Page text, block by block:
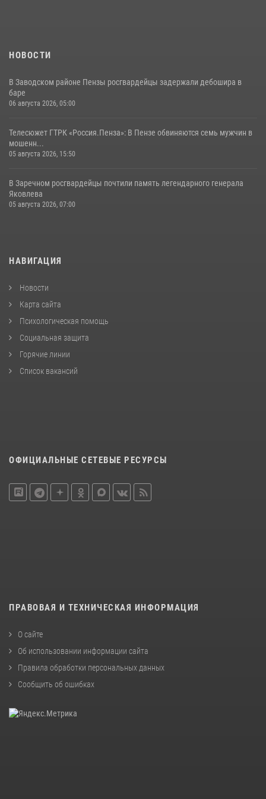
НОВОСТИ
В Заводском районе Пензы росгвардейцы задержали дебошира в
баре
06 августа 2026, 05:00
Телесюжет ГТРК «Россия.Пенза»: В Пензе обвиняются семь мужчин в
мошенн...
05 августа 2026, 15:50
В Заречном росгвардейцы почтили память легендарного генерала
Яковлева
05 августа 2026, 07:00
НАВИГАЦИЯ
Новости
Карта сайта
Психологическая помощь
Социальная защита
Горячие линии
Список вакансий
ОФИЦИАЛЬНЫЕ СЕТЕВЫЕ РЕСУРСЫ
ПРАВОВАЯ И ТЕХНИЧЕСКАЯ ИНФОРМАЦИЯ
О сайте
Об использовании информации сайта
Правила обработки персональных данных
Сообщить об ошибках